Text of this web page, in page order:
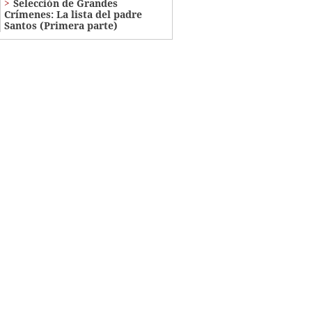
Selección de Grandes
Crímenes: La lista del padre
Santos (Primera parte)